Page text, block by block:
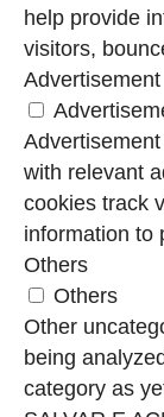
help provide
visitors,
Advertisement
with relevant
cookies track
information to
Others
Others
Other
being
category as